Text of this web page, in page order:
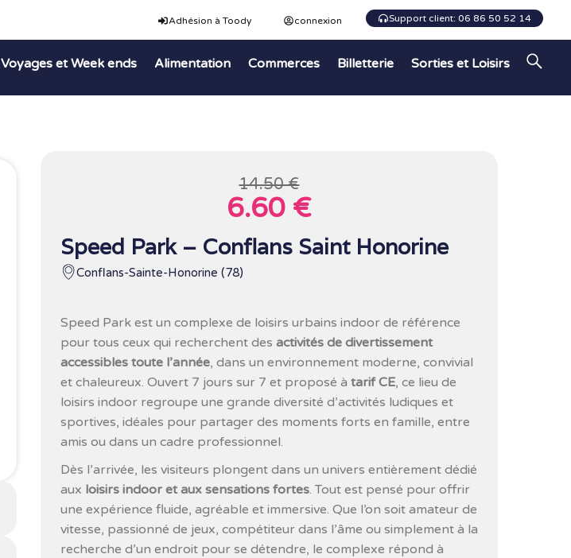
Adhésion à Toody connexion Support client: 06 86 50 52 14
Voyages et Week ends Alimentation Commerces Billetterie Sorties et Loisirs
14.50 €
6.60 €
Speed Park – Conflans Saint Honorine
Conflans-Sainte-Honorine (78)
Speed Park est un complexe de loisirs urbains indoor de référence
pour tous ceux qui recherchent des activités de divertissement
accessibles toute l’année, dans un environnement moderne, convivial
et chaleureux. Ouvert 7 jours sur 7 et proposé à tarif CE, ce lieu de
loisirs indoor regroupe une grande diversité d’activités ludiques et
sportives, idéales pour partager des moments forts en famille, entre
amis ou dans un cadre professionnel.
Dès l’arrivée, les visiteurs plongent dans un univers entièrement dédié
aux loisirs indoor et aux sensations fortes. Tout est pensé pour offrir
une expérience fluide, agréable et immersive. Que l’on soit amateur de
vitesse, passionné de jeux, compétiteur dans l’âme ou simplement à la
recherche d’un endroit pour se détendre, le complexe répond à